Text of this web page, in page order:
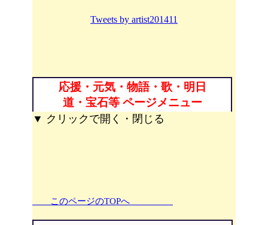
Tweets by artist201411
応援・元気・物語・歌・明日
道・宝石等 ページメニュー
▼ クリックで開く・閉じる
このページのTOPへ